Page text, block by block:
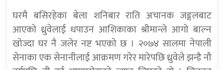
घरमै बसिरहेका बेला शनिबार राति अचानक जङ्गलबाट
आएको ध्रुवेलाई धपाउन आशिकाका श्रीमान्ले आगो बाल्न
खोज्दा घर नै जलेर नष्ट भएको छ । २०७४ सालमा नेपाली
सेनाका एक सेनानीलाई आक्रमण गरेर मारेपछि ध्रुवेले झन्डै नौ